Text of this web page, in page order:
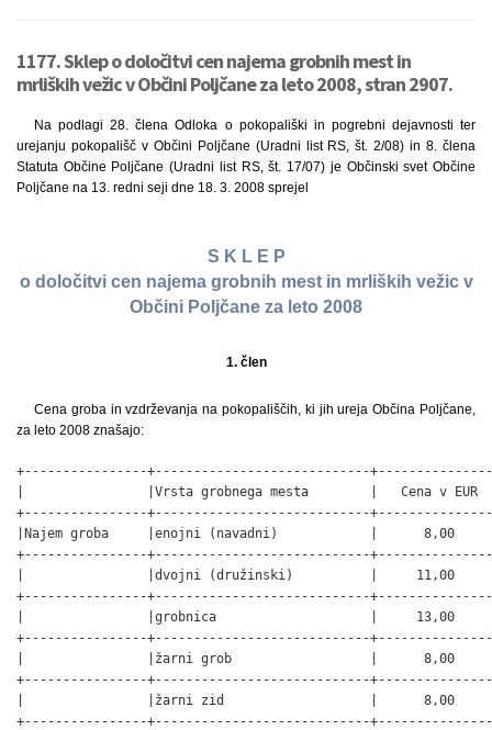
1177. Sklep o določitvi cen najema grobnih mest in
mrliških vežic v Občini Poljčane za leto 2008, stran 2907.
Na podlagi 28. člena Odloka o pokopališki in pogrebni dejavnosti ter
urejanju pokopališč v Občini Poljčane (Uradni list RS, št. 2/08) in 8. člena
Statuta Občine Poljčane (Uradni list RS, št. 17/07) je Občinski svet Občine
Poljčane na 13. redni seji dne 18. 3. 2008 sprejel
S K L E P
o določitvi cen najema grobnih mest in mrliških vežic v
Občini Poljčane za leto 2008
1. člen
Cena groba in vzdrževanja na pokopališčih, ki jih ureja Občina Poljčane,
za leto 2008 znašajo:
+----------------+----------------------------
|                |Vrsta grobnega mesta        |   Cena v EUR
+----------------+----------------------------
|Najem groba     |enojni (navadni)            |      8,00
+----------------+----------------------------
|                |dvojni (družinski)          |     11,00
+----------------+----------------------------
|                |grobnica                    |     13,00
+----------------+----------------------------
|                |žarni grob                  |      8,00
+----------------+----------------------------
|                |žarni zid                   |      8,00
+----------------+----------------------------